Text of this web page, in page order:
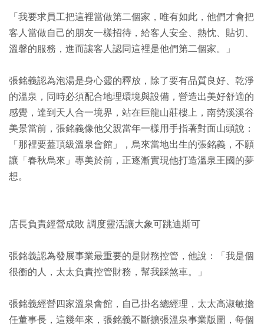
「我要求員工把這裡當做第二個家，唯有如此，他們才會把
客人當做自己的朋友一樣招待，給客人安全、熱忱、貼切、
溫馨的服務，進而讓客人認同這裡是他們第二個家。」
張銘義認為泡湯是身心靈的釋放，除了要有品質良好、乾淨
的溫泉，同時必須配合地理環境與設備，營造出美好舒適的
感覺，達到天人合一境界，站在巨龍山莊樓上，南勢溪溪谷
美景當前，張銘義像他父親當年一樣用手指著對面山頭說：
「那裡要蓋頂級溫泉會館」，烏來當地出生的張銘義，不願
讓「春秋烏來」專美於前，正逐漸實現他打造溫泉王國的夢
想。
店長負責經營成敗 調度靈活讓大象可跳迪斯可
張銘義認為發展事業最重要的是財務控管，他說：「我是個
很衝的人，太太負責控管財務，幫我踩煞車。」
張銘義經營四家溫泉會館，自己掛名總經理，太太高淑敏擔
任董事長，這幾年來，張銘義不斷擴張溫泉事業版圖，每個